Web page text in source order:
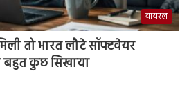
वायरल
तो भारत लौटे सॉफ्टवेयर
बहुत कुछ सिखाया